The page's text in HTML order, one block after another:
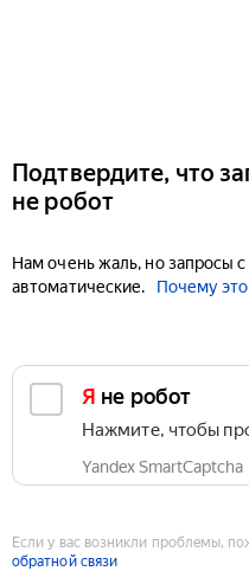
Подтвердите, что
не робот
Нам очень жаль, но запросы
автоматические.
Почему
Я не робот
Нажмите, чтобы
Yandex SmartCaptcha
Если у вас возникли проблемы,
обратной связи